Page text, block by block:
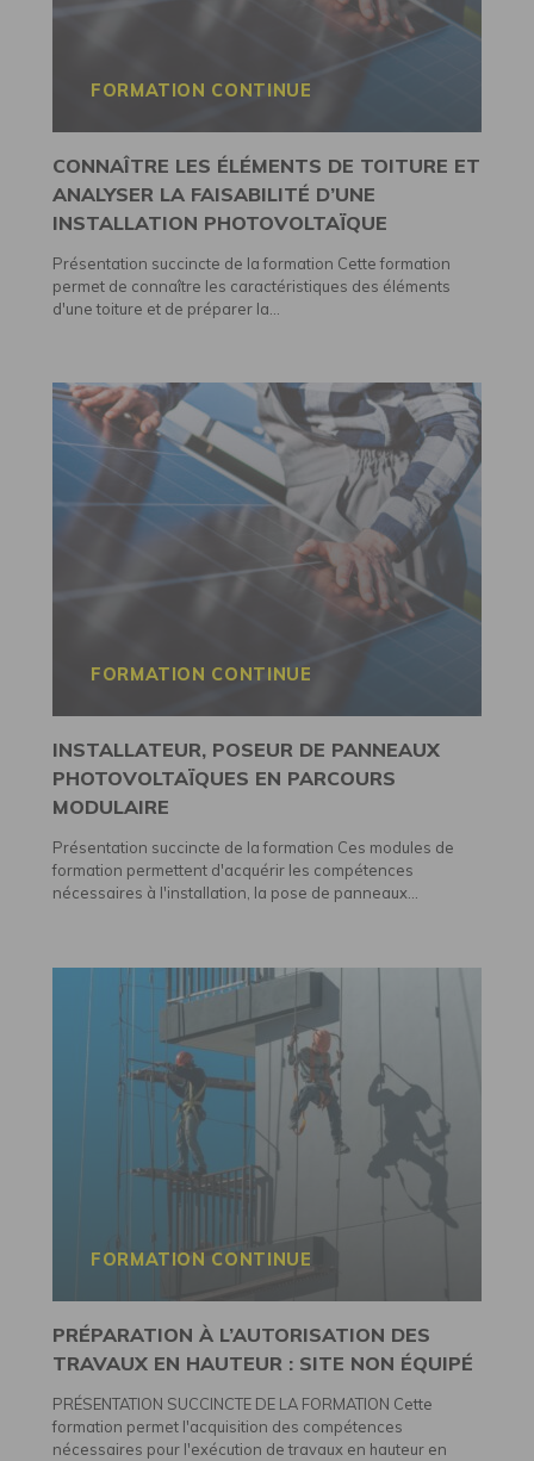
FORMATION CONTINUE
CONNAÎTRE LES ÉLÉMENTS DE TOITURE ET
ANALYSER LA FAISABILITÉ D’UNE
INSTALLATION PHOTOVOLTAÏQUE
Présentation succincte de la formation Cette formation
permet de connaître les caractéristiques des éléments
d'une toiture et de préparer la...
FORMATION CONTINUE
INSTALLATEUR, POSEUR DE PANNEAUX
PHOTOVOLTAÏQUES EN PARCOURS
MODULAIRE
Présentation succincte de la formation Ces modules de
formation permettent d'acquérir les compétences
nécessaires à l'installation, la pose de panneaux...
FORMATION CONTINUE
PRÉPARATION À L’AUTORISATION DES
TRAVAUX EN HAUTEUR : SITE NON ÉQUIPÉ
PRÉSENTATION SUCCINCTE DE LA FORMATION Cette
formation permet l'acquisition des compétences
nécessaires pour l'exécution de travaux en hauteur en